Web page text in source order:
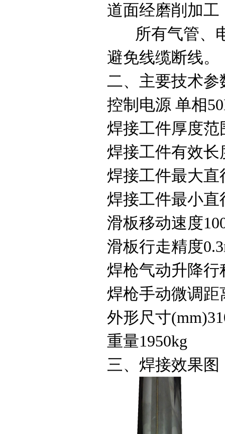
道面经磨削加
所有气管、电
避免线缆断线。
二、主要技术参
控制电源 单相
焊接工件厚度范
焊接工件有效长
焊接工件最大直
焊接工件最小直
滑板移动速度
滑板行走精度
焊枪气动升降行
焊枪手动微调距
外形尺寸
重量1950kg
三、焊接效果图